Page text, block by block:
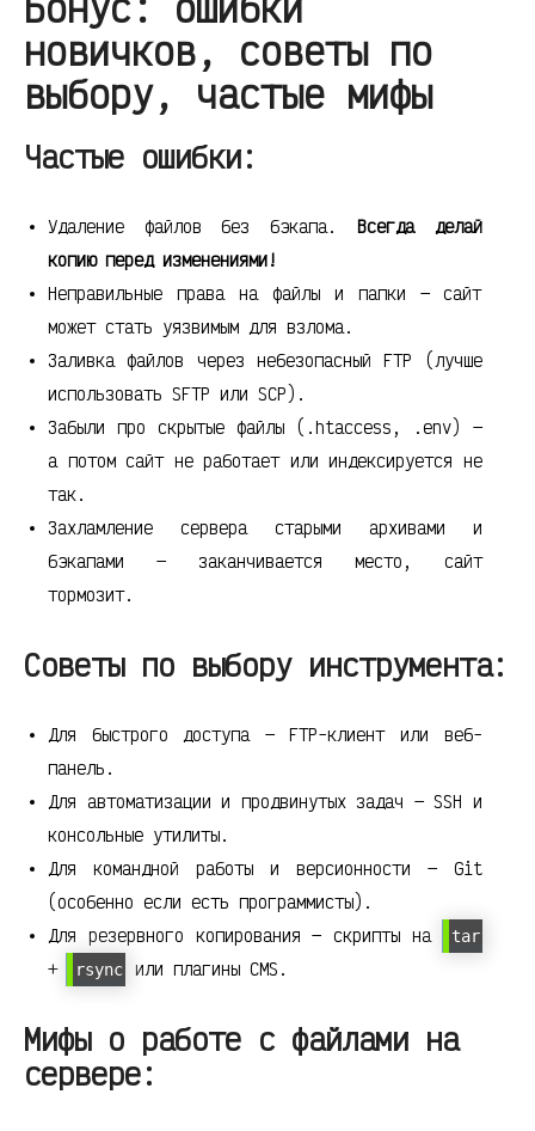
новичков, советы по
выбору, частые мифы
Частые ошибки:
Удаление файлов без бэкапа. Всегда делай
копию перед изменениями!
Неправильные права на файлы и папки — сайт
может стать уязвимым для взлома.
Заливка файлов через небезопасный FTP (лучше
использовать SFTP или SCP).
Забыли про скрытые файлы (.htaccess, .env) —
а потом сайт не работает или индексируется не
так.
Захламление сервера старыми архивами и
бэкапами — заканчивается место, сайт
тормозит.
Советы по выбору инструмента:
Для быстрого доступа — FTP-клиент или веб-
панель.
Для автоматизации и продвинутых задач — SSH и
консольные утилиты.
Для командной работы и версионности — Git
(особенно если есть программисты).
Для резервного копирования — скрипты на
tar
+ rsync или плагины CMS.
Мифы о работе с файлами на
сервере: